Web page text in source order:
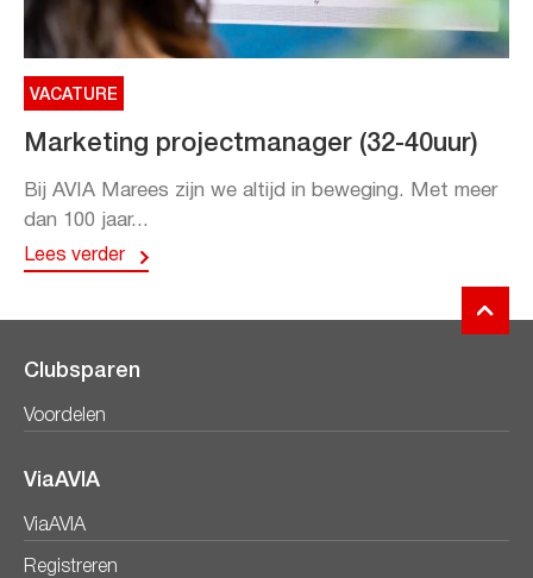
VACATURE
Marketing projectmanager (32-40uur)
Bij AVIA Marees zijn we altijd in beweging. Met meer
dan 100 jaar...
Lees verder
Clubsparen
Voordelen
ViaAVIA
ViaAVIA
Registreren